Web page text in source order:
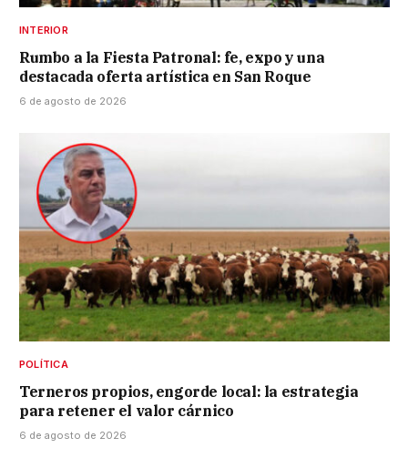
INTERIOR
Rumbo a la Fiesta Patronal: fe, expo y una
destacada oferta artística en San Roque
6 de agosto de 2026
POLÍTICA
Terneros propios, engorde local: la estrategia
para retener el valor cárnico
6 de agosto de 2026